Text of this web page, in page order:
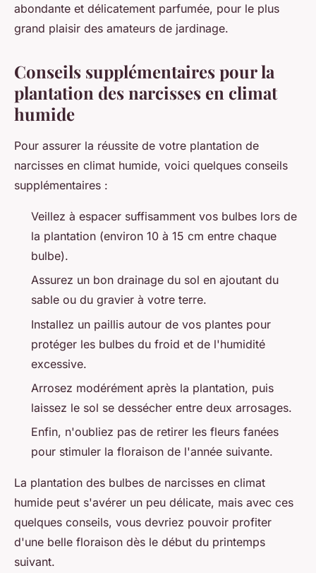
abondante et délicatement parfumée, pour le plus
grand plaisir des amateurs de jardinage.
Conseils supplémentaires pour la
plantation des narcisses en climat
humide
Pour assurer la réussite de votre plantation de
narcisses en climat humide, voici quelques conseils
supplémentaires :
Veillez à espacer suffisamment vos bulbes lors de
la plantation (environ 10 à 15 cm entre chaque
bulbe).
Assurez un bon drainage du sol en ajoutant du
sable ou du gravier à votre terre.
Installez un paillis autour de vos plantes pour
protéger les bulbes du froid et de l'humidité
excessive.
Arrosez modérément après la plantation, puis
laissez le sol se dessécher entre deux arrosages.
Enfin, n'oubliez pas de retirer les fleurs fanées
pour stimuler la floraison de l'année suivante.
La plantation des bulbes de narcisses en climat
humide peut s'avérer un peu délicate, mais avec ces
quelques conseils, vous devriez pouvoir profiter
d'une belle floraison dès le début du printemps
suivant.